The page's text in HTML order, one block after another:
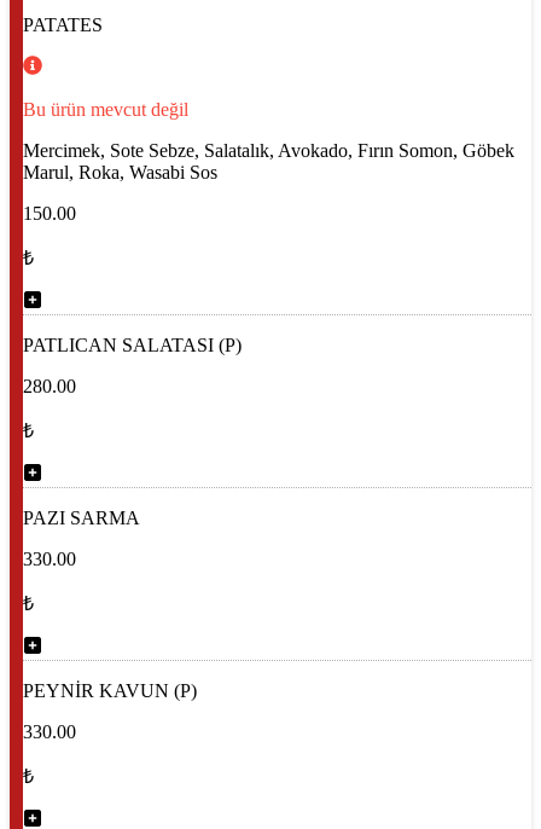
PATATES
Bu ürün mevcut değil
Mercimek, Sote Sebze, Salatalık, Avokado, Fırın Somon, Göbek
Marul, Roka, Wasabi Sos
150.00
₺
PATLICAN SALATASI (P)
280.00
₺
PAZI SARMA
330.00
₺
PEYNİR KAVUN (P)
330.00
₺